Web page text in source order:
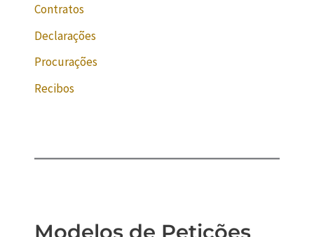
Contratos
Declarações
Procurações
Recibos
Modelos de Petições